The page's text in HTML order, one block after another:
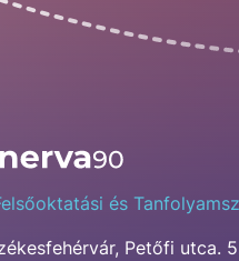
és
Petőfi utca.